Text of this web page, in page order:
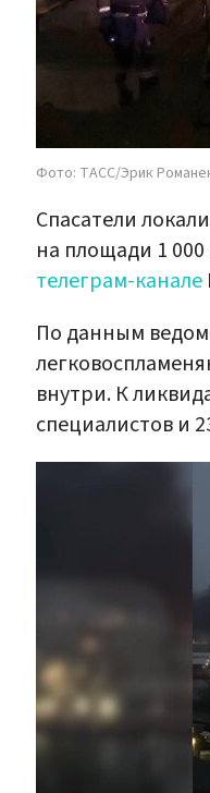
Фото: ТАСС/Эрик
Спасатели
на площади 1
телеграм-канале
По данным
внутри. К
специалистов и